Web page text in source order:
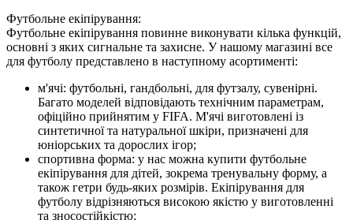
Футбольне екіпірування:
Футбольне екіпірування повинне виконувати кілька функцій,
основні з яких сигнальне та захисне. У нашому магазині все
для футболу представлено в наступному асортименті:
м'ячі: футбольні, гандбольні, для футзалу, сувенірні.
Багато моделей відповідають технічним параметрам,
офіційно прийнятим у FIFA. М'ячі виготовлені із
синтетичної та натуральної шкіри, призначені для
юніорських та дорослих ігор;
спортивна форма: у нас можна купити футбольне
екіпірування для дітей, зокрема тренувальну форму, а
також гетри будь-яких розмірів. Екіпірування для
футболу відрізняються високою якістю у виготовленні
та зносостійкістю;